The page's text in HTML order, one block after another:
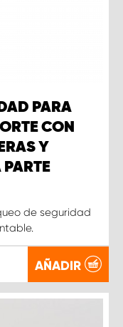
PARA
CON
Y
PARTE
de seguridad
AÑADIR